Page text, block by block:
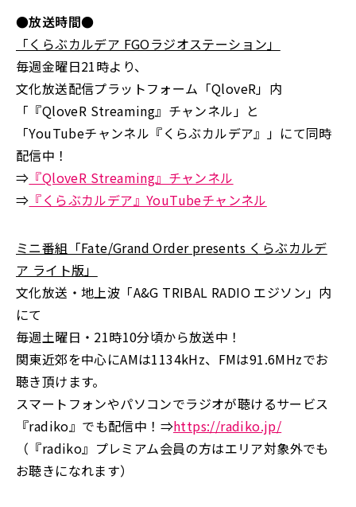
●放送時間●
「くらぶカルデア FGOラジオステーション」
毎週金曜日21時より、
文化放送配信プラットフォーム「QloveR」内
「『QloveR Streaming』チャンネル」と
「YouTubeチャンネル『くらぶカルデア』」にて同時
配信中！
⇒ 『QloveR Streaming』チャンネル
⇒ 『くらぶカルデア』YouTubeチャンネル
ミニ番組「Fate/Grand Order presents くらぶカルデ
ア ライト版」
文化放送・地上波「A&G TRIBAL RADIO エジソン」内
にて
毎週土曜日・21時10分頃から放送中！
関東近郊を中心にAMは1134kHz、FMは91.6MHzでお
聴き頂けます。
スマートフォンやパソコンでラジオが聴けるサービス
『radiko』でも配信中！⇒https://radiko.jp/
（『radiko』プレミアム会員の方はエリア対象外でも
お聴きになれます）